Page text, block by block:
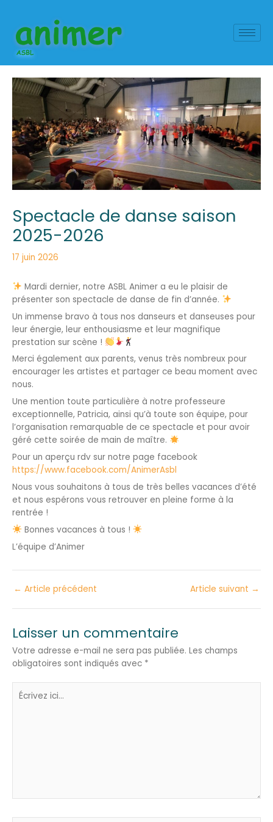
contenu
Spectacle de danse saison
2025-2026
17 juin 2026
Mardi dernier, notre ASBL Animer a eu le plaisir de
présenter son spectacle de danse de fin d’année.
Un immense bravo à tous nos danseurs et danseuses pour
leur énergie, leur enthousiasme et leur magnifique
prestation sur scène !
Merci également aux parents, venus très nombreux pour
encourager les artistes et partager ce beau moment avec
nous.
Une mention toute particulière à notre professeure
exceptionnelle, Patricia, ainsi qu’à toute son équipe, pour
l’organisation remarquable de ce spectacle et pour avoir
géré cette soirée de main de maître.
Pour un aperçu rdv sur notre page facebook
https://www.facebook.com/AnimerAsbl
Nous vous souhaitons à tous de très belles vacances d’été
et nous espérons vous retrouver en pleine forme à la
rentrée !
Bonnes vacances à tous !
L’équipe d’Animer
articles
← Article précédent Article suivant →
Laisser un commentaire
Votre adresse e-mail ne sera pas publiée. Les champs
obligatoires sont indiqués avec *
Écrivez
ici…